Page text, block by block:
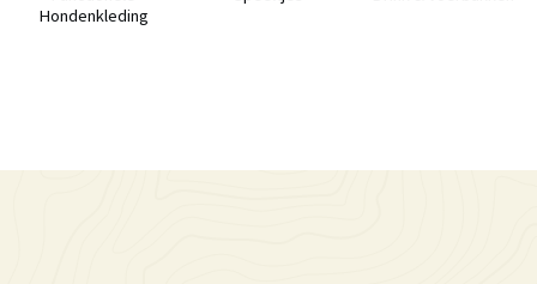
Hondenkleding